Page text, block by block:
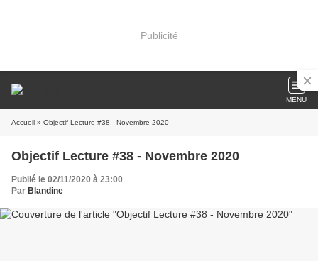
Publicité
MENU
Accueil » Objectif Lecture #38 - Novembre 2020
Objectif Lecture #38 - Novembre 2020
Publié le 02/11/2020 à 23:00
Par Blandine